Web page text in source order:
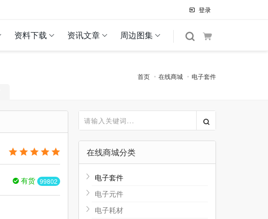
登录
资料下载 资讯文章 周边图集
首页 在线商城 电子套件
有货 99802
在线商城分类
电子套件
电子元件
电子耗材